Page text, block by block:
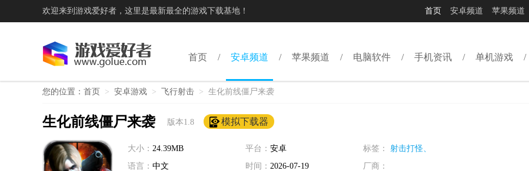
欢迎来到游戏爱好者，这里是最新最全的游戏下载基地！ 首页 安卓频道 苹果频道
首页 安卓频道 苹果频道 电脑软件 手机资讯 单机游戏
您的位置： 首页 > 安卓游戏 > 飞行射击 > 生化前线僵尸来袭
生化前线僵尸来袭 版本1.8 模拟下载器
大小： 24.39MB 平台： 安卓 标签：
射击打怪、
语言： 中文 时间： 2026-07-19 厂商：